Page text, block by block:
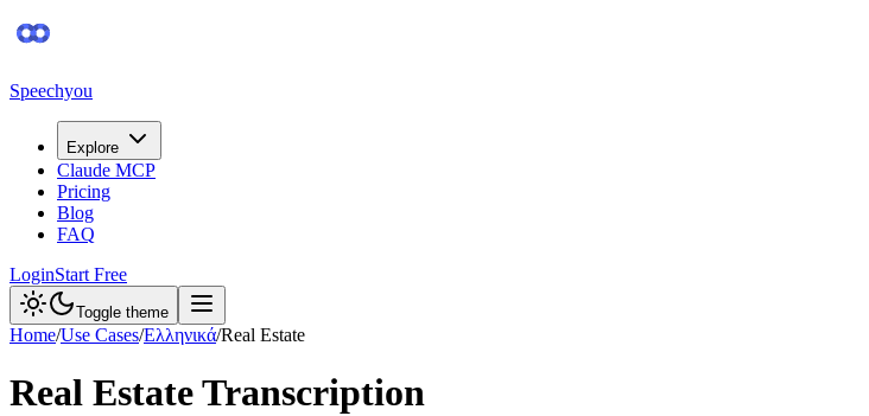
Speechyou
Explore
Claude MCP
Pricing
Blog
FAQ
LoginStart Free
Toggle theme
Home/Use Cases/Ελληνικά/Real Estate
Real EstateTranscription